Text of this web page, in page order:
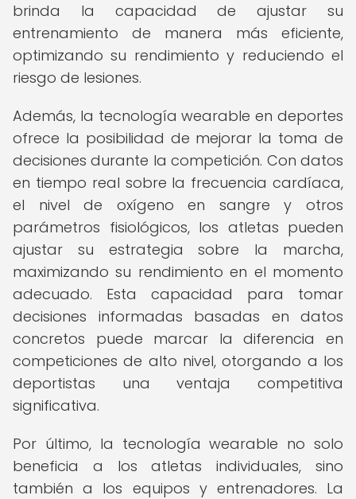
brinda la capacidad de ajustar su
entrenamiento de manera más eficiente,
optimizando su rendimiento y reduciendo el
riesgo de lesiones.
Además, la tecnología wearable en deportes
ofrece la posibilidad de mejorar la toma de
decisiones durante la competición. Con datos
en tiempo real sobre la frecuencia cardíaca,
el nivel de oxígeno en sangre y otros
parámetros fisiológicos, los atletas pueden
ajustar su estrategia sobre la marcha,
maximizando su rendimiento en el momento
adecuado. Esta capacidad para tomar
decisiones informadas basadas en datos
concretos puede marcar la diferencia en
competiciones de alto nivel, otorgando a los
deportistas una ventaja competitiva
significativa.
Por último, la tecnología wearable no solo
beneficia a los atletas individuales, sino
también a los equipos y entrenadores. La